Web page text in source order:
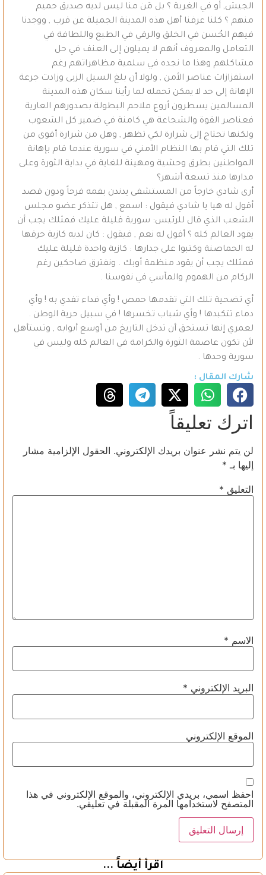
الجيش, أو في الغربة ؟ بل مَن منا ليس لديه صديق حميم
منهم ؟ كلنا عرفنا أهل هذه المدينة الجميلة عن قرب , ووجدنا
فيهم الحُسن في الخلق والرقي في الطبع واللطافة في
التعامل والمعروف أنهم لا يميلون إلى العنف في حل
مشاكلهم وهذا ما نجده في سلمية مظاهراتهم رغم
استفزازات عناصر الأمن , ولولا أن بلغ السيل الزبى وزادت جرعة
الإهانة إلى حد لا يمكن تحمله لما رأينا سكان هذه المدينة
المسالمين يسطرون أروع ملاحم البطولة بصدورهم العارية
فعناصر القوة والشجاعة هي كامنة في ضمير كل الشعوب
ولكنها تحتاج إلى شرارة لكي تظهر , وهل من شرارة أقوى من
تلك التي قام بها النظام الأمني في سورية عندما قام بإهانة
المواطنين بطرق وحشية ومهينة للغاية في بداية الثورة وعلى
مدارها منذ تسعة أشهر؟
أرى شادي خارجاً من المستشفى يدندن بفمه فرحاً ودون قصد
أقول له هيا يا شادي فيقول : اسمع , هل تتذكر عضو مجلس
الشعب الذي قال للرئيس: سورية قليلة عليك فمثلك يجب أن
يقود العالم كله ؟ أقول له نعم , فيقول : كان لديه كازية حرقها
له الحماصنة وكتبوا على جدارها : كازية واحدة قليلة عليك
فمثلك يجب أن يقود منظمة أوبك . ونفترق ضاحكين رغم
الركام من الهموم والمآسي في نفوسنا .
أي تضحية تلك التي تقدمها حمص ! وأي فداء تفدي به ! وأي
دماء تتكبدها ! وأي شباب تخسرها ! في سبيل حرية الوطن .
لعمري إنها تستحق أن تدخل التاريخ من أوسع أبوابه , وتستأهل
لأن تكون عاصمة الثورة والكرامة في العالم كله وليس في
سورية وحدها .
شارك المقال :
اترك تعليقاً
لن يتم نشر عنوان بريدك الإلكتروني. الحقول الإلزامية مشار
إليها بـ *
التعليق *
الاسم *
البريد الإلكتروني *
الموقع الإلكتروني
احفظ اسمي، بريدي الإلكتروني، والموقع الإلكتروني في هذا
المتصفح لاستخدامها المرة المقبلة في تعليقي.
اقرأ أيضاً ...